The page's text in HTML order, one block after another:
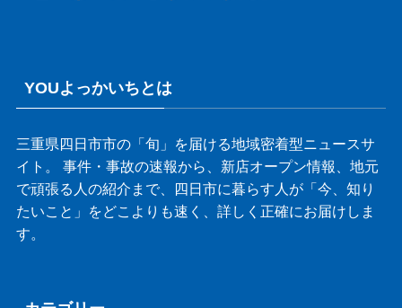
YOUよっかいちとは
三重県四日市市の「旬」を届ける地域密着型ニュースサ
イト。 事件・事故の速報から、新店オープン情報、地元
で頑張る人の紹介まで、四日市に暮らす人が「今、知り
たいこと」をどこよりも速く、詳しく正確にお届けしま
す。